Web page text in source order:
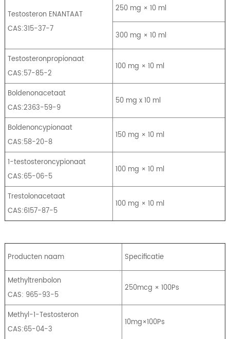
Testosteron ENANTAAT
CAS:315-37-7
250 mg × 10 ml
300 mg × 10 ml
Testosteronpropionaat
CAS:57-85-2
100 mg × 10 ml
Boldenonacetaat
CAS:2363-59-9
50 mg x 10 ml
Boldenoncypionaat
CAS:58-20-8
150 mg × 10 ml
1-testosteroncypionaat
CAS:65-06-5
100 mg × 10 ml
Trestolonacetaat
CAS:6157-87-5
100 mg × 10 ml
Producten naam Specificatie
Methyltrenbolon
CAS: 965-93-5
250mcg × 100Ps
Methyl-1-Testosteron
CAS:65-04-3
10mg×100Ps